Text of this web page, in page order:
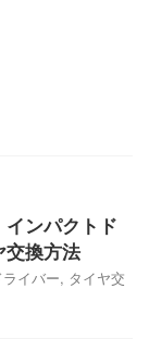
インパクトド
交換方法
イバー, タイヤ交